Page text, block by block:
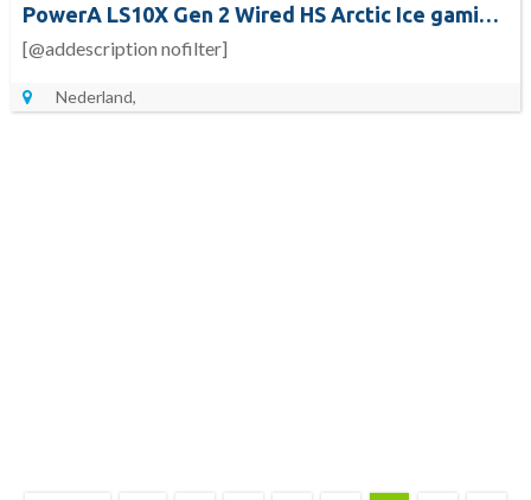
PowerA LS10X Gen 2 Wired HS Arctic Ice gaming headset
[@addescription nofilter]
Nederland,